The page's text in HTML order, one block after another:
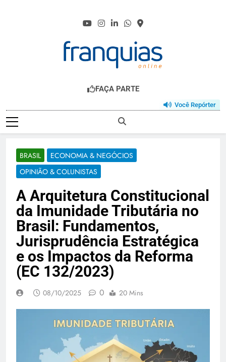
FAÇA PARTE
Você Repórter
BRASIL
ECONOMIA & NEGÓCIOS
OPINIÃO & COLUNISTAS
A Arquitetura Constitucional
da Imunidade Tributária no
Brasil: Fundamentos,
Jurisprudência Estratégica
e os Impactos da Reforma
(EC 132/2023)
08/10/2025 0 20 Mins